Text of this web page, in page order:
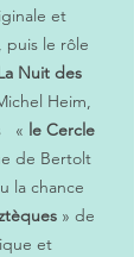
et
puis le rôle
Nuit des
Heim,
« le Cercle
de Bertolt
la chance
» de
et